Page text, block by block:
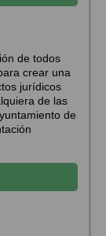
de todos
crear una
jurídicos
de las
de